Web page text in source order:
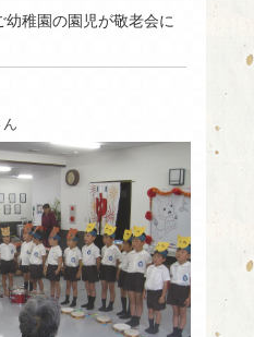
稚園の園児が敬老会に